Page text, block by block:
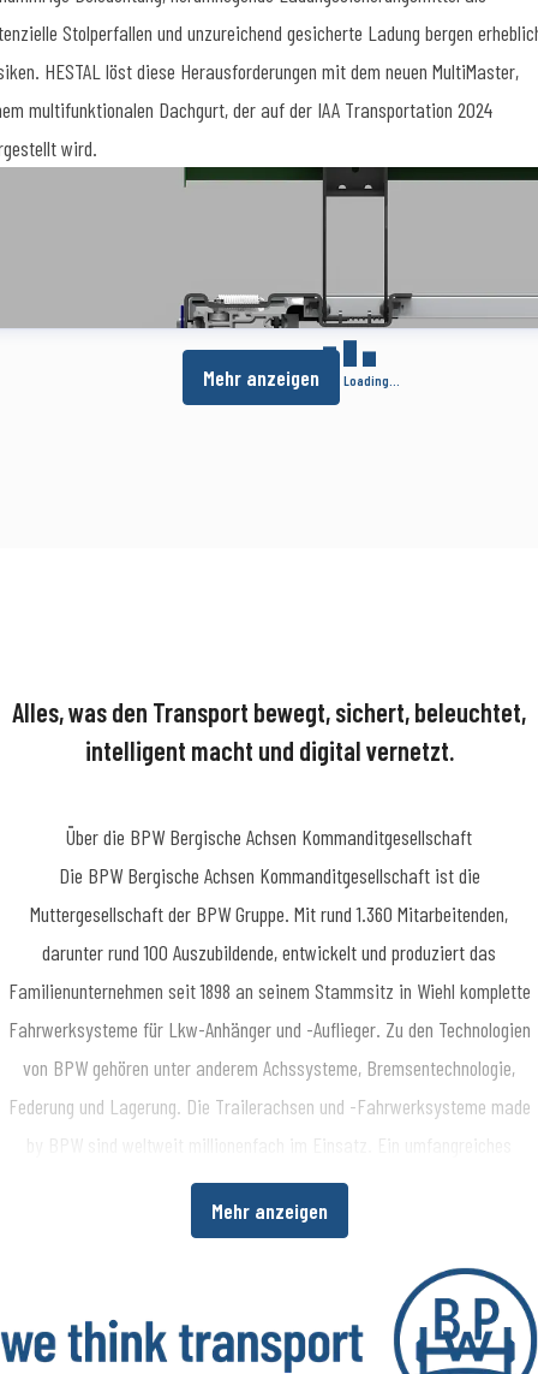
Stolperfallen und unzureichend gesicherte Ladung bergen
HESTAL löst diese Herausforderungen mit dem neuen MultiMaster,
multifunktionalen Dachgurt, der auf der IAA Transportation 2024
wird.
Mehr anzeigen Loading...
Alles, was den Transport bewegt, sichert, beleuchtet,
intelligent macht und digital vernetzt.
Mehr anzeigen
Über die BPW Bergische Achsen Kommanditgesellschaft
​Die BPW Bergische Achsen Kommanditgesellschaft ist die
Muttergesellschaft der BPW Gruppe. Mit rund 1.360 Mitarbeitenden,
darunter rund 100 Auszubildende, entwickelt und produziert das
Familienunternehmen seit 1898 an seinem Stammsitz in Wiehl komplette
Fahrwerksysteme für Lkw-Anhänger und -Auflieger. Zu den Technologien
von BPW gehören unter anderem Achssysteme, Bremsentechnologie,
Federung und Lagerung. Die Trailerachsen und -Fahrwerksysteme made
by BPW sind weltweit millionenfach im Einsatz. Ein umfangreiches
Dienstleistungsspektrum bietet Fahrzeugherstellern und -betreibern
darüber hinaus die Möglichkeit, die Wirtschaftlichkeit in ihren
Über die BPW Gruppe